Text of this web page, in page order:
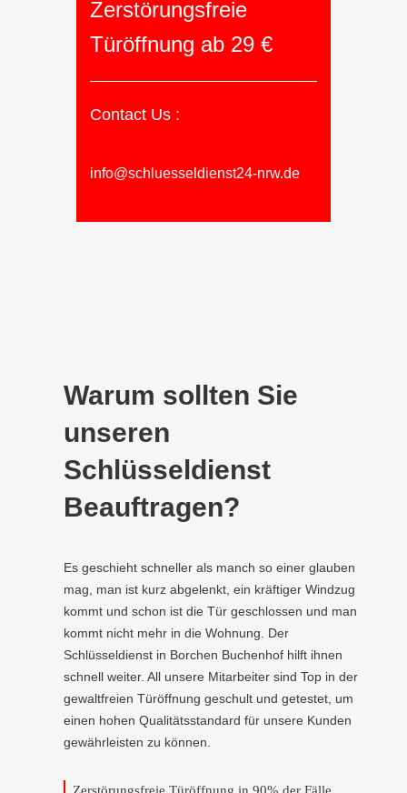
Zerstörungsfreie
Türöffnung ab 29 €
Contact Us :
info@schluesseldienst24-nrw.de
Warum sollten Sie
unseren
Schlüsseldienst
Beauftragen?
Es geschieht schneller als manch so einer glauben
mag, man ist kurz abgelenkt, ein kräftiger Windzug
kommt und schon ist die Tür geschlossen und man
kommt nicht mehr in die Wohnung. Der
Schlüsseldienst in Borchen Buchenhof hilft ihnen
schnell weiter. All unsere Mitarbeiter sind Top in der
gewaltfreien Türöffnung geschult und getestet, um
einen hohen Qualitätsstandard für unsere Kunden
gewährleisten zu können.